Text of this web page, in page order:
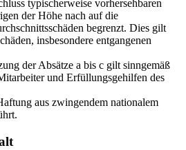
typischerweise vorhersehbaren
der Höhe nach auf die
begrenzt. Dies gilt
insbesondere entgangenen
der Absätze a bis c gilt sinngemäß
und Erfüllungsgehilfen des
aus zwingendem nationalem